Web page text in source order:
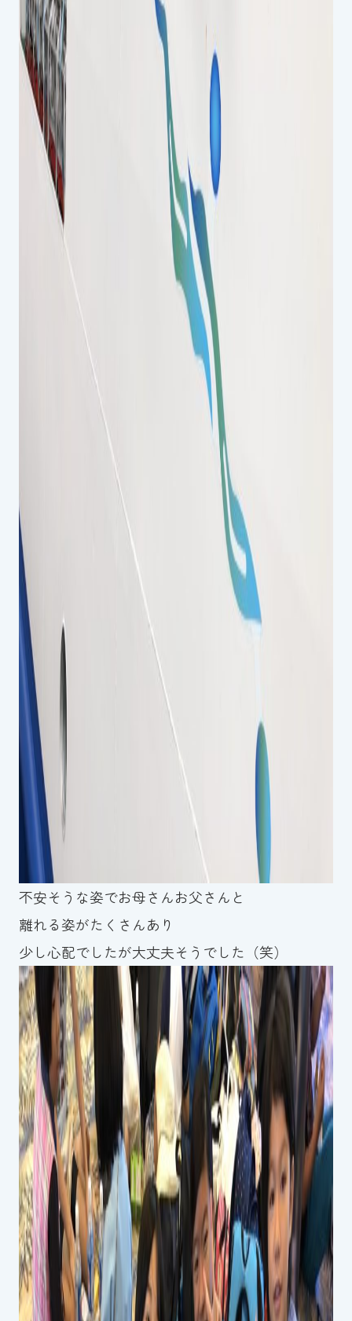
不安そうな姿でお母さんお父さんと
離れる姿がたくさんあり
少し心配でしたが大丈夫そうでした（笑）